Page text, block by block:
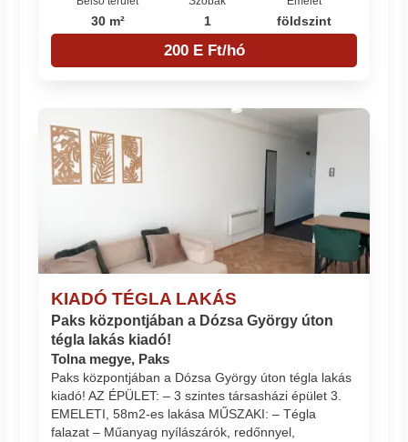
30 m² 1 földszint
200 E Ft/hó
KIADÓ TÉGLA LAKÁS
Paks központjában a Dózsa György úton
tégla lakás kiadó!
Tolna megye, Paks
Paks központjában a Dózsa György úton tégla lakás
kiadó! AZ ÉPÜLET: – 3 szintes társasházi épület 3.
EMELETI, 58m2-es lakása MŰSZAKI: – Tégla
falazat – Műanyag nyílászárók, redőnnyel,